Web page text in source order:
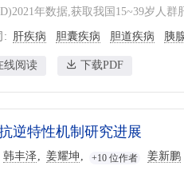
年数据,获取我国15~39岁人
肝疾病 胆囊疾病 胆道疾病 胰
线阅读 下载PDF
逆特性机制研究进展
韩丰泽 姜耀坤 +10 位作者 姜新鹏